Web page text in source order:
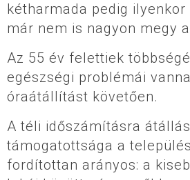
kétharmada pedig ilyenkor
már nem is nagyon megy
Az 55 év felettiek
egészségi problémái
óraátállítást követően.
A téli időszámításra átállás
támogatottsága a
fordítottan arányos: a